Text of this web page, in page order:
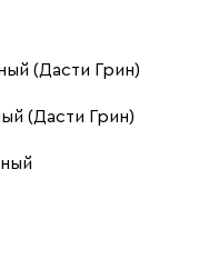
(Дасти Грин)
(Дасти Грин)